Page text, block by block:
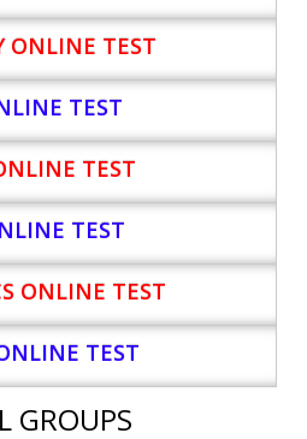
ONLINE TEST
TEST
TEST
TEST
ONLINE TEST
TEST
GROUPS